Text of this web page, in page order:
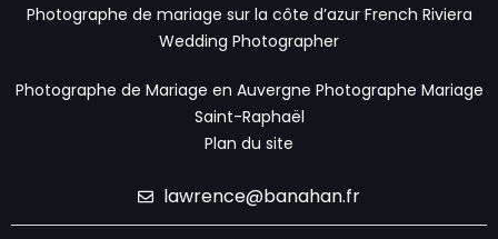
Photographe de mariage sur la côte d’azur French Riviera
Wedding Photographer
Photographe de Mariage en Auvergne Photographe Mariage
Saint-Raphaël
Plan du site
lawrence@banahan.fr